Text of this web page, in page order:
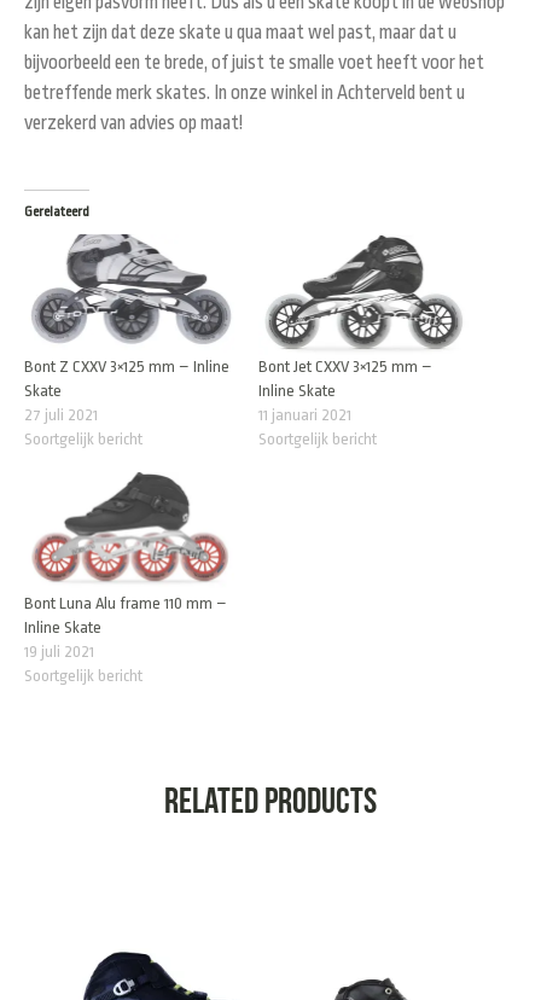
kan het zijn dat deze skate u qua maat wel past, maar dat u
bijvoorbeeld een te brede, of juist te smalle voet heeft voor het
betreffende merk skates. In onze winkel in Achterveld bent u
verzekerd van advies op maat!
Gerelateerd
Bont Z CXXV 3×125 mm – Inline
Skate
27 juli 2021
Soortgelijk bericht
Bont Jet CXXV 3×125 mm –
Inline Skate
11 januari 2021
Soortgelijk bericht
Bont Luna Alu frame 110 mm –
Inline Skate
19 juli 2021
Soortgelijk bericht
Related products